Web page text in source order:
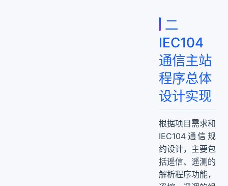
二
IEC104
通信主站
程序总体
设计实现
根据项目需求和
IEC104通信规
约设计，主要包
括遥信、遥测的
解析程序功能，